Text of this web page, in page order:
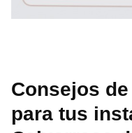
Consejos
para tus